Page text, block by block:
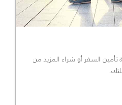
السفر أو شراء المزيد من